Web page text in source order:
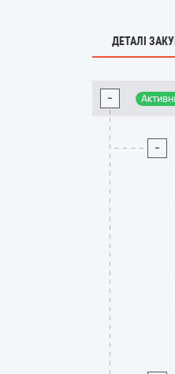
ДЕТАЛІ
-
-